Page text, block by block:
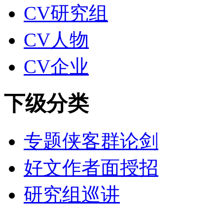
CV研究组
CV人物
CV企业
下级分类
专题侠客群论剑
好文作者面授招
研究组巡讲